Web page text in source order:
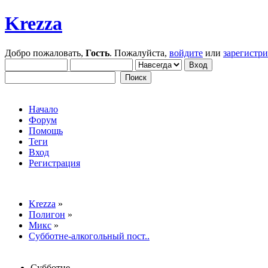
Krezza
Добро пожаловать, Гость. Пожалуйста, войдите или
Начало
Форум
Помощь
Теги
Вход
Регистрация
Krezza »
Полигон »
Микс »
Субботне-алкогольный пост..